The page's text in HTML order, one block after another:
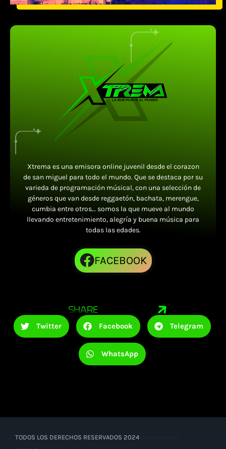
Xtrema es una emisora online juvenil desde el corazon
de san miguel para todo el mundo. Que se destaca por su
varieda de programación músical, con una selección de
géneros que van desde reggaetón, bachata, merengue,
cumbia entre otros… somos la que mueve al mundo
llevando entretenimiento, alegría y buena música para
todas las edades.
FACEBOOK
SHARE
Twitter Facebook Telegram
WhatsApp
TODOS LOS DERECHOS RESERVADOS 2024